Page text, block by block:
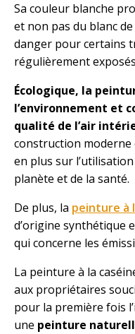
Sa couleur blanche
et non pas du blanc
danger pour certains
régulièrement
Écologique, la
l’environnement et
qualité de l’air
construction moderne
en plus sur
planète et de la santé.
De plus, la peinture à
d’origine synthétique
qui concerne les
La peinture à la
aux propriétaires
pour la première fois
une peinture